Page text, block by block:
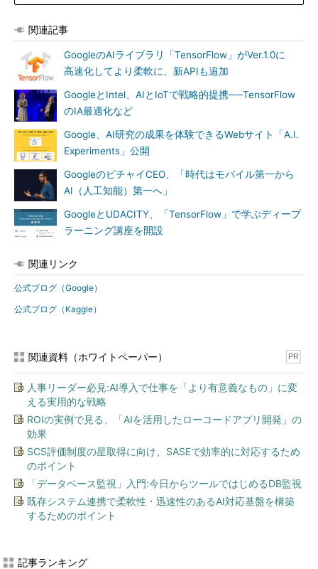
関連記事
GoogleのAIライブラリ「TensorFlow」がVer.1.0に
高速化してより柔軟に、新APIも追加
GoogleとIntel、AIとIoTで戦略的提携──TensorFlow
のIA最適化など
Google、AI研究の成果を体験できるWebサイト「A.I.
Experiments」公開
GoogleのピチャイCEO、「時代はモバイル第一から
AI（人工知能）第一へ」
GoogleとUDACITY、「TensorFlow」で学ぶディープ
ラーニング講座を開設
関連リンク
公式ブログ（Google）
公式ブログ（Kaggle）
関連資料（ホワイトペーパー） PR
人事リーダー必見:AI導入で仕事を「より有意義なもの」に変
える実用的な戦略
ROIの実例で見る、「AIを活用したローコードアプリ開発」の
効果
SCS評価制度の星取得に向け、SASEで効率的に対応するため
のポイント
「データベース監視」入門:今日からツールではじめるDB監視
既存システム連携で柔軟性・迅速性のあるAI対応基盤を構築
するためのポイント
記事ランキング